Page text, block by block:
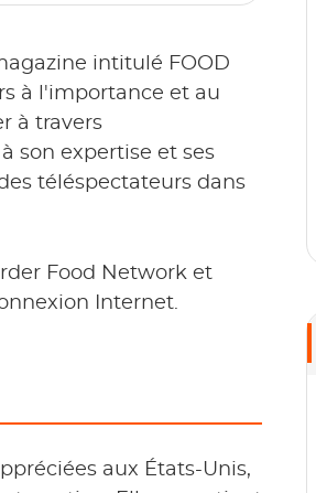
intitulé FOOD
à l'importance et au
à travers
son expertise et ses
téléspectateurs dans
Food Network et
Internet.
aux États-Unis,